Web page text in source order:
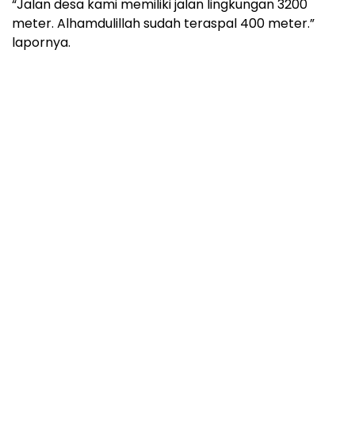
“Jalan desa kami memiliki jalan lingkungan 3200
meter. Alhamdulillah sudah teraspal 400 meter.”
lapornya.